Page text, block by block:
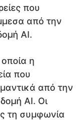
που
από την
AI.
η
που
από την
AI. Οι
τη συμφωνία